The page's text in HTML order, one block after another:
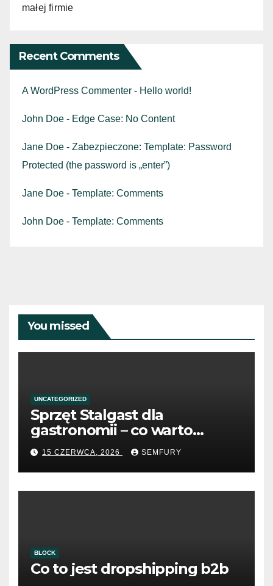
małej firmie
Recent Comments
A WordPress Commenter - Hello world!
John Doe - Edge Case: No Content
Jane Doe - Zabezpieczone: Template: Password
Protected (the password is „enter”)
Jane Doe - Template: Comments
John Doe - Template: Comments
You missed
UNCATEGORIZED
Sprzęt Stalgast dla
gastronomii – co warto
wiedzieć przed zakupem?
15 CZERWCA, 2026 SEMFURY
BLOCK
Co to jest dropshipping b2b